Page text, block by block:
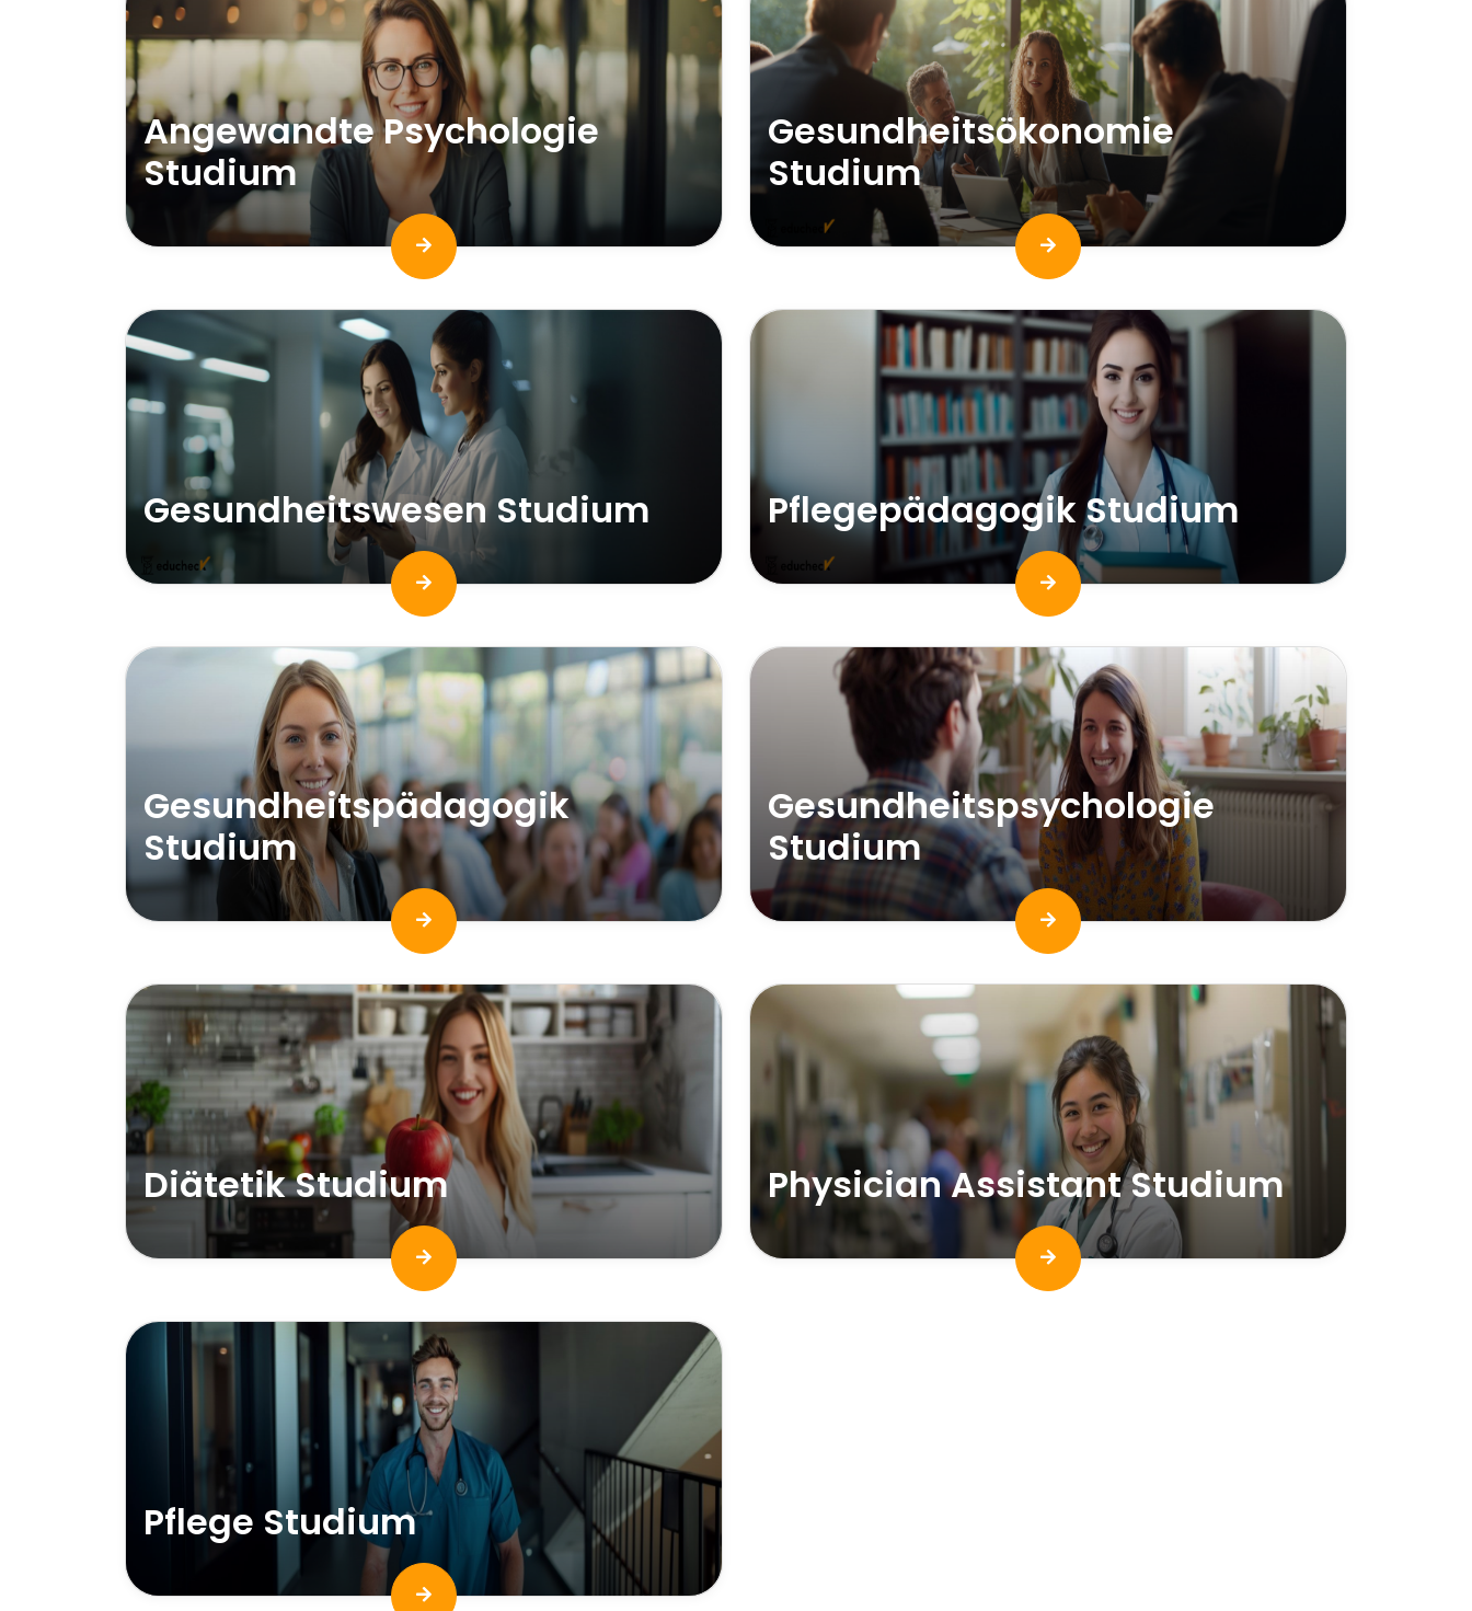
Angewandte Psychologie
Studium
Gesundheitsökonomie
Studium
Gesundheitswesen Studium Pflegepädagogik Studium
Gesundheitspädagogik
Studium
Gesundheitspsychologie
Studium
Diätetik Studium Physician Assistant Studium
Pflege Studium